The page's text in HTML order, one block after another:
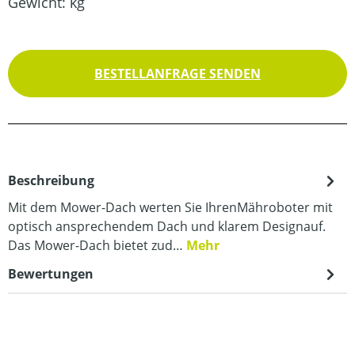
BESTELLANFRAGE SENDEN
Beschreibung
Mit dem Mower-Dach werten Sie IhrenMähroboter mit
optisch ansprechendem Dach und klarem Designauf.
Das Mower-Dach bietet zud… Mehr
Bewertungen